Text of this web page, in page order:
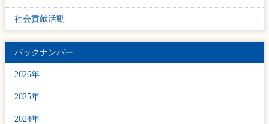
社会貢献活動
バックナンバー
2026年
2025年
2024年